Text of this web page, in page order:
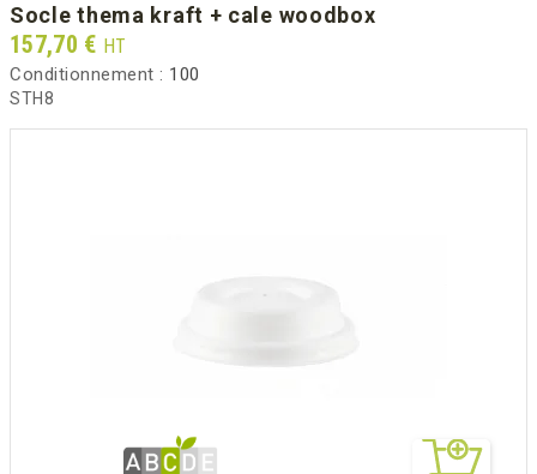
socle thema kraft + cale woodbox
Prix
157,70 € HT
Conditionnement : 100
STH8